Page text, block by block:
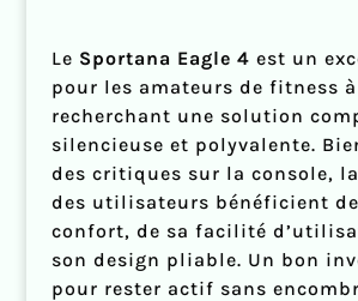
Le Sportana Eagle 4 est un
pour les amateurs de fitness
recherchant une solution
silencieuse et polyvalente.
des critiques sur la console,
des utilisateurs bénéficient
confort, de sa facilité
son design pliable. Un bon
pour rester actif sans